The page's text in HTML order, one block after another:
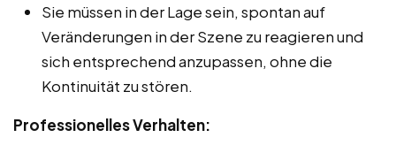
Sie müssen in der Lage sein, spontan auf
Veränderungen in der Szene zu reagieren und
sich entsprechend anzupassen, ohne die
Kontinuität zu stören.
Professionelles Verhalten: